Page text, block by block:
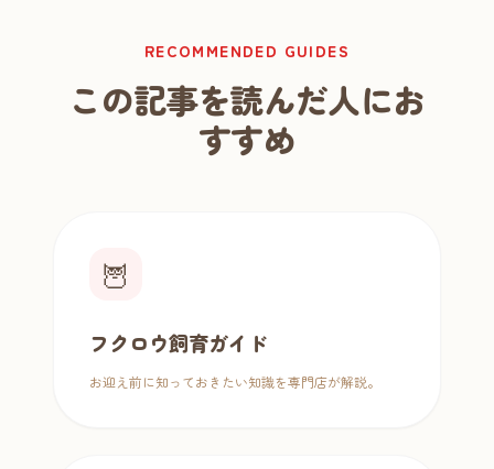
RECOMMENDED GUIDES
この記事を読んだ人にお
すすめ
🦉
フクロウ飼育ガイド
お迎え前に知っておきたい知識を専門店が解説。